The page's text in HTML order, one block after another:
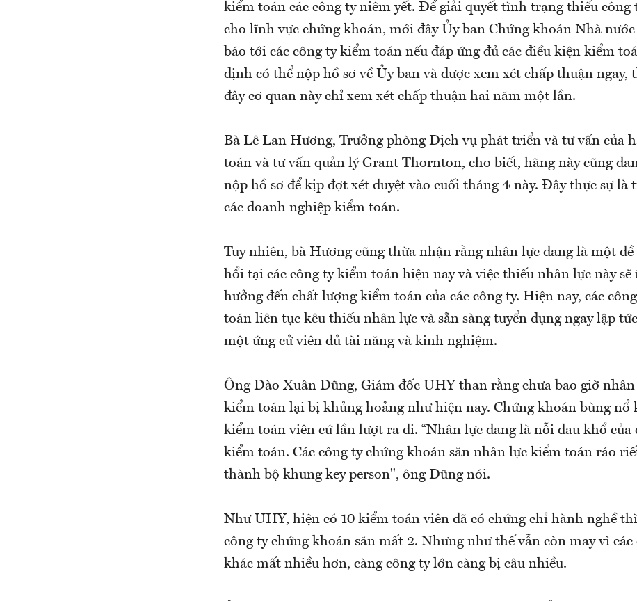
kiểm toán các công ty niêm yết. Để giải quyết tình trạng thiếu công
cho lĩnh vực chứng khoán, mới đây Ủy ban Chứng khoán Nhà
báo tới các công ty kiểm toán nếu đáp ứng đủ các điều kiện kiểm
định có thể nộp hồ sơ về Ủy ban và được xem xét chấp thuận ngay,
đây cơ quan này chỉ xem xét chấp thuận hai năm một lần.
Bà Lê Lan Hương, Trưởng phòng Dịch vụ phát triển và tư vấn của
toán và tư vấn quản lý Grant Thornton, cho biết, hãng này cũng
nộp hồ sơ để kịp đợt xét duyệt vào cuối tháng 4 này. Đây thực sự là
các doanh nghiệp kiểm toán.
Tuy nhiên, bà Hương cũng thừa nhận rằng nhân lực đang là một
hổi tại các công ty kiểm toán hiện nay và việc thiếu nhân lực này
hưởng đến chất lượng kiểm toán của các công ty. Hiện nay, các
toán liên tục kêu thiếu nhân lực và sẵn sàng tuyển dụng ngay lập
một ứng cử viên đủ tài năng và kinh nghiệm.
Ông Đào Xuân Dũng, Giám đốc UHY than rằng chưa bao giờ
kiểm toán lại bị khủng hoảng như hiện nay. Chứng khoán bùng nổ
kiểm toán viên cứ lần lượt ra đi. “Nhân lực đang là nỗi đau khổ của
kiểm toán. Các công ty chứng khoán săn nhân lực kiểm toán ráo
thành bộ khung key person", ông Dũng nói.
Như UHY, hiện có 10 kiểm toán viên đã có chứng chỉ hành nghề
công ty chứng khoán săn mất 2. Nhưng như thế vẫn còn may vì các
khác mất nhiều hơn, càng công ty lớn càng bị câu nhiều.